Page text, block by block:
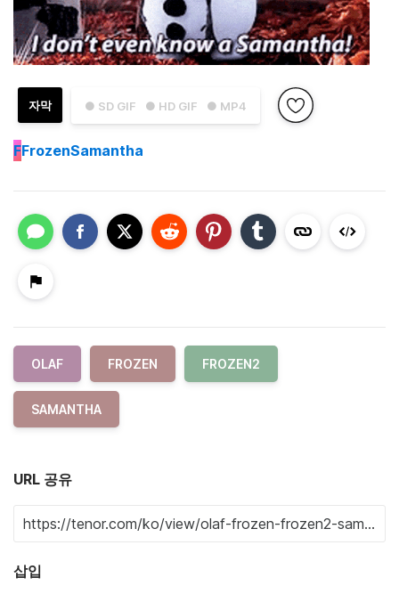
● SD GIF ● HD GIF ● MP4
자막
FFrozenSamantha
OLAF FROZEN FROZEN2
SAMANTHA
URL 공유
삽입